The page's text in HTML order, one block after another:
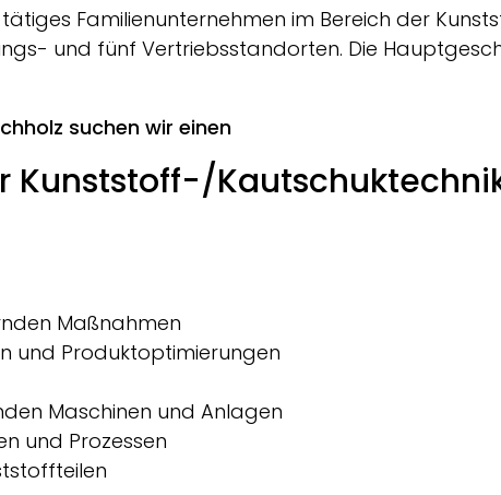
Familienunternehmen im Bereich der
und fünf Vertriebsstandorten. Die
suchen wir einen
Kunststoff-/
Maßnahmen
und Produktoptimierungen
Maschinen und Anlagen
und Prozessen